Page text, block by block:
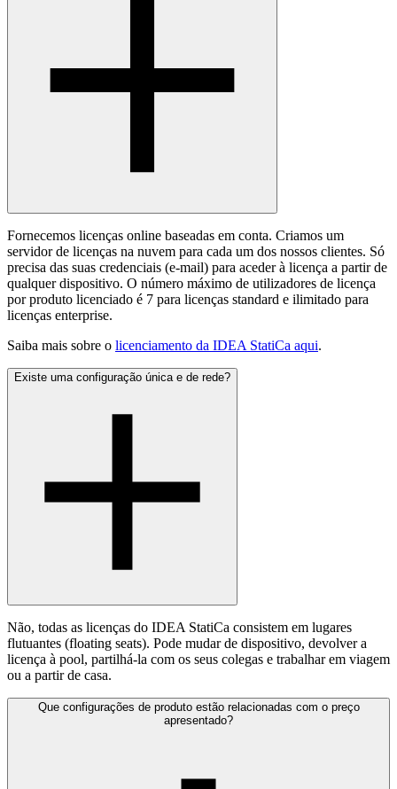
Fornecemos licenças online baseadas em conta. Criamos um
servidor de licenças na nuvem para cada um dos nossos clientes. Só
precisa das suas credenciais (e-mail) para aceder à licença a partir de
qualquer dispositivo. O número máximo de utilizadores de licença
por produto licenciado é 7 para licenças standard e ilimitado para
licenças enterprise.
Saiba mais sobre o licenciamento da IDEA StatiCa aqui.
Existe uma configuração única e de rede?
Não, todas as licenças do IDEA StatiCa consistem em lugares
flutuantes (floating seats). Pode mudar de dispositivo, devolver a
licença à pool, partilhá-la com os seus colegas e trabalhar em viagem
ou a partir de casa.
Que configurações de produto estão relacionadas com o preço
apresentado?